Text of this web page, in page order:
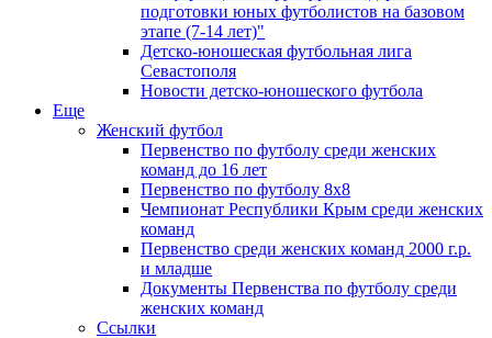
подготовки юных футболистов на базовом
этапе (7-14 лет)"
Детско-юношеская футбольная лига
Севастополя
Новости детско-юношеского футбола
Еще
Женский футбол
Первенство по футболу среди женских
команд до 16 лет
Первенство по футболу 8х8
Чемпионат Республики Крым среди женских
команд
Первенство среди женских команд 2000 г.р.
и младше
Документы Первенства по футболу среди
женских команд
Ссылки